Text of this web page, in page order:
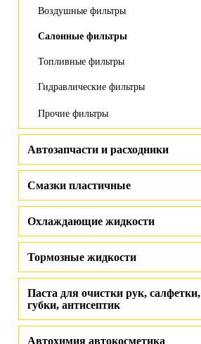
Воздушные фильтры
Салонные фильтры
Топливные фильтры
Гидравлические фильтры
Прочие фильтры
Автозапчасти и расходники
Смазки пластичные
Охлаждающие жидкости
Тормозные жидкости
Паста для очистки рук, салфетки,
губки, антисептик
Автохимия автокосметика